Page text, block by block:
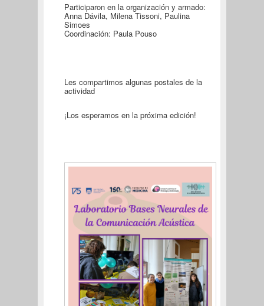
Participaron en la organización y armado:
Anna Dávila, Milena Tissoni, Paulina
Simoes
Coordinación: Paula Pouso
Les compartimos algunas postales de la
actividad
¡Los esperamos en la próxima edición!